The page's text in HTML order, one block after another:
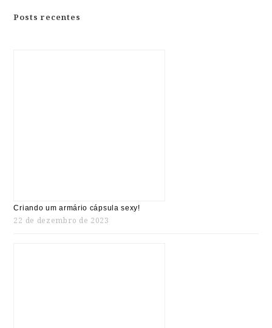
Posts recentes
Criando um armário cápsula sexy!
22 de dezembro de 2023